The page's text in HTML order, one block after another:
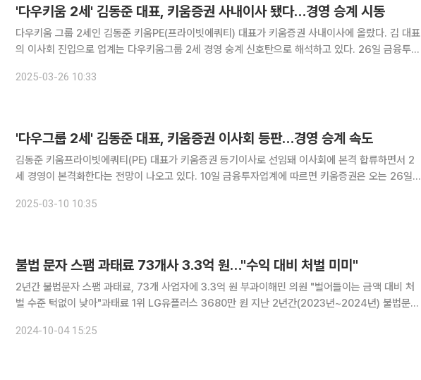
'다우키움 2세' 김동준 대표, 키움증권 사내이사 됐다…경영 승계 시동
다우키움 그룹 2세인 김동준 키움PE(프라이빗에쿼티) 대표가 키움증권 사내이사에 올랐다. 김 대표
의 이사회 진입으로 업계는 다우키움그룹 2세 경영 숭계 신호탄으로 해석하고 있다. 26일 금융투자
사내이사로 신규 선임했다. 평상시 외부에 본인을 거의 드러내지 않
2025-03-26 10:33
'다우그룹 2세' 김동준 대표, 키움증권 이사회 등판…경영 승계 속도
김동준 키움프라이빗에쿼티(PE) 대표가 키움증권 등기이사로 선임돼 이사회에 본격 합류하면서 2
세 경영이 본격화한다는 전망이 나오고 있다. 10일 금융투자업계에 따르면 키움증권은 오는 26일
대표는 김익래 전 다우키움그룹 회장의 장남으로 그룹 '후계자'로
2025-03-10 10:35
불법 문자 스팸 과태료 73개사 3.3억 원…"수익 대비 처벌 미미"
2년간 불법문자 스팸 과태료, 73개 사업자에 3.3억 원 부과이해민 의원 "벌어들이는 금액 대비 처
벌 수준 턱없이 낮아"과태료 1위 LG유플러스 3680만 원 지난 2년간(2023년~2024년) 불법문자
억 3472만 원으로 집계됐다. 업체들이 불법 문자
2024-10-04 15:25